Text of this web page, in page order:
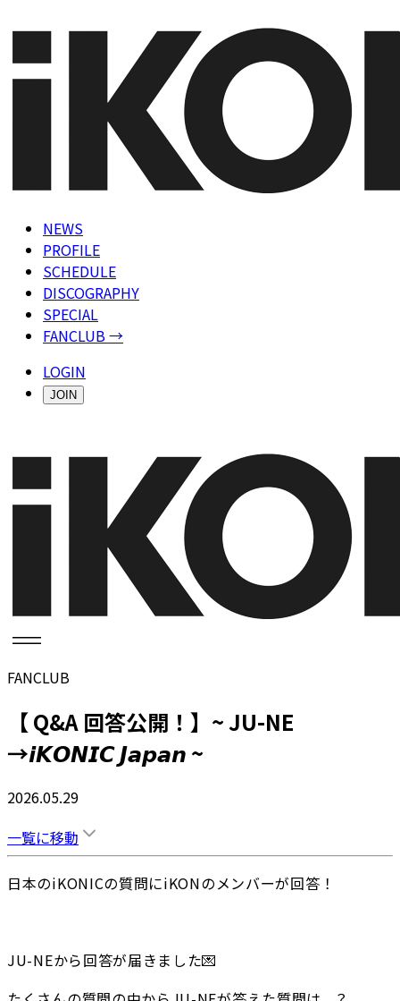
NEWS
PROFILE
SCHEDULE
DISCOGRAPHY
SPECIAL
FANCLUB →
LOGIN
JOIN
FANCLUB
【 Q&A 回答公開！】~ JU-NE
→𝙞𝙆𝙊𝙉𝙄𝘾 𝙅𝙖𝙥𝙖𝙣 ~
2026.05.29
一覧に移動
日本のiKONICの質問にiKONのメンバーが回答！
JU-NEから回答が届きました💌